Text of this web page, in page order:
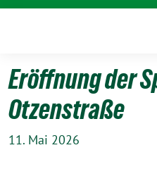
Eröffnung der
Otzenstraße
11. Mai 2026